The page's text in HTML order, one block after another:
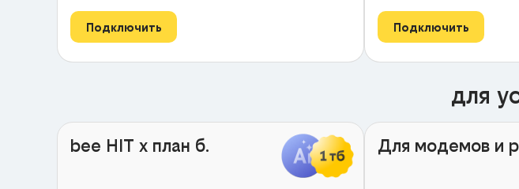
Подключить Подключить
для
bee HIT x план б. Для модемов и